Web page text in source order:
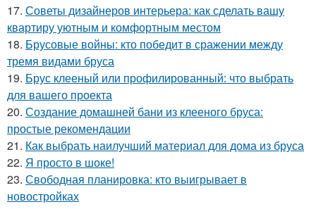
17. Советы дизайнеров интерьера: как сделать вашу
квартиру уютным и комфортным местом
18. Брусовые войны: кто победит в сражении между
тремя видами бруса
19. Брус клееный или профилированный: что выбрать
для вашего проекта
20. Создание домашней бани из клееного бруса:
простые рекомендации
21. Как выбрать наилучший материал для дома из бруса
22. Я просто в шоке!
23. Свободная планировка: кто выигрывает в
новостройках